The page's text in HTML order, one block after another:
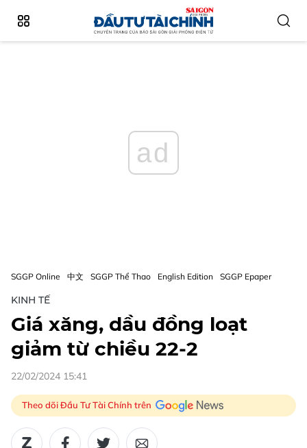
ad
SGGP Online 中文 SGGP Thể Thao English Edition SGGP Epaper
KINH TẾ
Giá xăng, dầu đồng loạt
giảm từ chiều 22-2
22/02/2024 15:41
Theo dõi Đầu Tư Tài Chính trên